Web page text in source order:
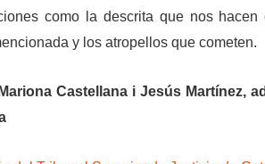
como la descrita que nos
y los atropellos que cometen.
Castellana i Jesús Martínez,